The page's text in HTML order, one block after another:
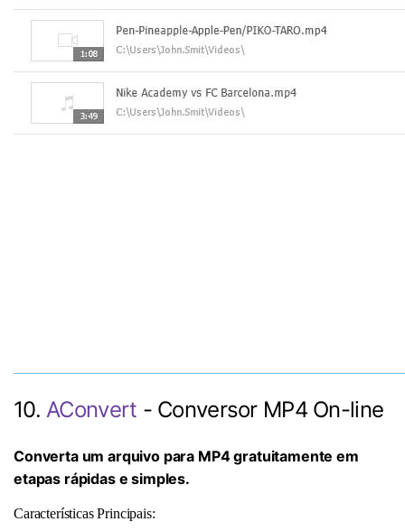
10.AConvert - Conversor MP4 On-line
Converta um arquivo para MP4 gratuitamente em
etapas rápidas e simples.
Características Principais: